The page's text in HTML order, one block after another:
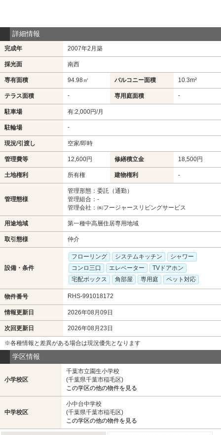
詳細情報
完成年 2007年2月築
採光面 南西
専有面積 94.98㎡ バルコニー面積 10.3m²
テラス面積 - 専用庭面積 -
駐車場 有:2,000円/月
駐輪場 -
現況/引渡し 空家/即時
管理費等 12,600円 修繕積立金 18,500円
土地権利 所有権 建物権利 -
管理態様
管理形態：委託（通勤）
管理組合：-
管理会社：㈱フージャースリビングサービス
用途地域 第一種中高層住居専用地域
取引態様 仲介
設備・条件
フローリング システムキッチン
シャワー
コンロ三口
エレベーター
TVドアホン
宅配ボックス
角部屋 専用庭 ペット対応
物件番号 RHS-991018172
情報更新日 2026年08月09日
次回更新日 2026年08月23日
※各種情報と差異がある場合は現況優先となります
学区情報
小学校区
千葉市立園生小学校
(千葉県千葉市稲毛区)
この学区の他の物件を見る
中学校区
小中台中学校
(千葉県千葉市稲毛区)
この学区の他の物件を見る